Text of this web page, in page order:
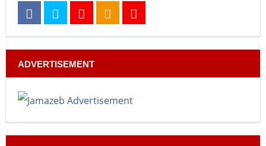
ADVERTISEMENT